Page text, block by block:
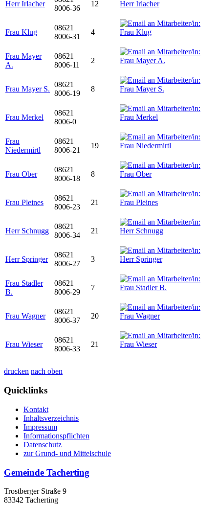
Herr Irlacher
8006-36
12
Frau Klug
08621
8006-31
4
Frau Mayer
A.
08621
8006-11
2
Frau Mayer S.
08621
8006-19
8
Frau Merkel
08621
8006-0
Frau
Niedermirtl
08621
8006-21
19
Frau Ober
08621
8006-18
8
Frau Pleines
08621
8006-23
21
Herr Schnugg
08621
8006-34
21
Herr Springer
08621
8006-27
3
Frau Stadler
B.
08621
8006-29
7
Frau Wagner
08621
8006-37
20
Frau Wieser
08621
8006-33
21
drucken nach oben
Quicklinks
Kontakt
Inhaltsverzeichnis
Impressum
Informationspflichten
Datenschutz
zur Grund- und Mittelschule
Gemeinde Tacherting
Trostberger Straße 9
83342 Tacherting